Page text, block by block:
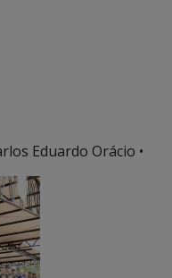
Eduardo Orácio •